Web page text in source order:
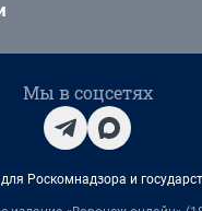
Мы в соцсетях
Роскомнадзора и